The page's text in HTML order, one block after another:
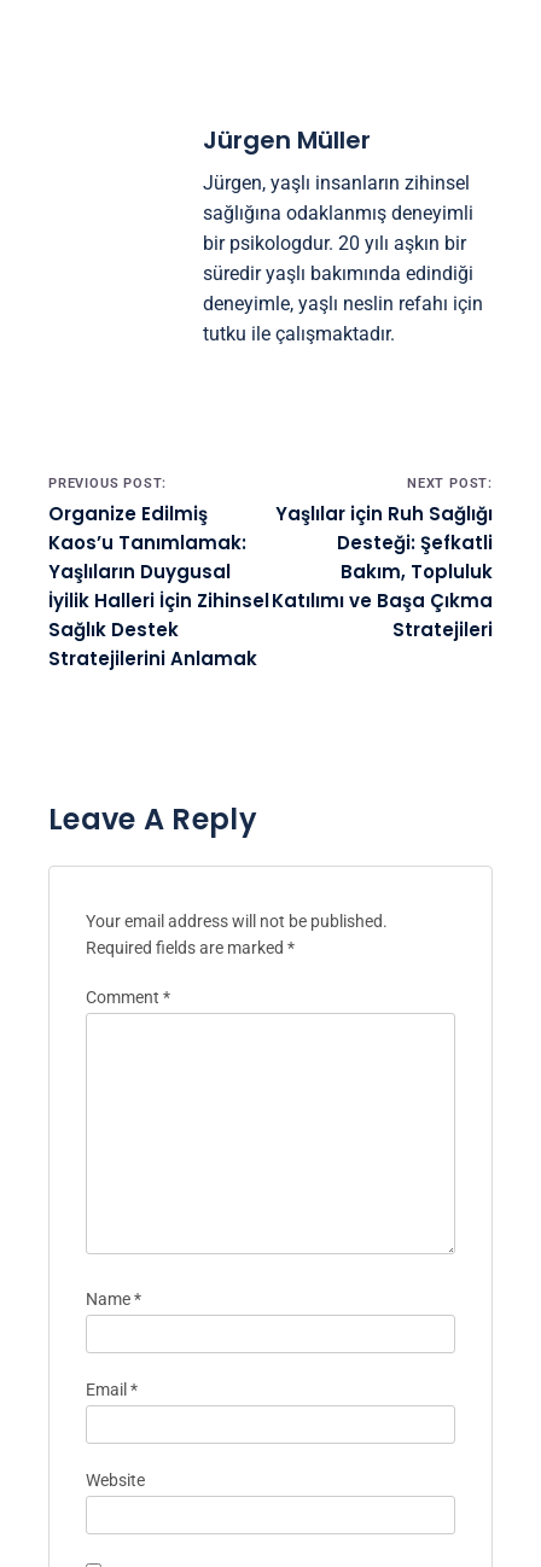
Jürgen Müller
Jürgen, yaşlı insanların zihinsel
sağlığına odaklanmış deneyimli
bir psikologdur. 20 yılı aşkın bir
süredir yaşlı bakımında edindiği
deneyimle, yaşlı neslin refahı için
tutku ile çalışmaktadır.
Post navigation
PREVIOUS POST:
Organize Edilmiş
Kaos’u Tanımlamak:
Yaşlıların Duygusal
İyilik Halleri İçin Zihinsel
Sağlık Destek
Stratejilerini Anlamak
NEXT POST:
Yaşlılar için Ruh Sağlığı
Desteği: Şefkatli
Bakım, Topluluk
Katılımı ve Başa Çıkma
Stratejileri
Leave A Reply
Your email address will not be published.
Required fields are marked *
Comment *
Name*
Email *
Website